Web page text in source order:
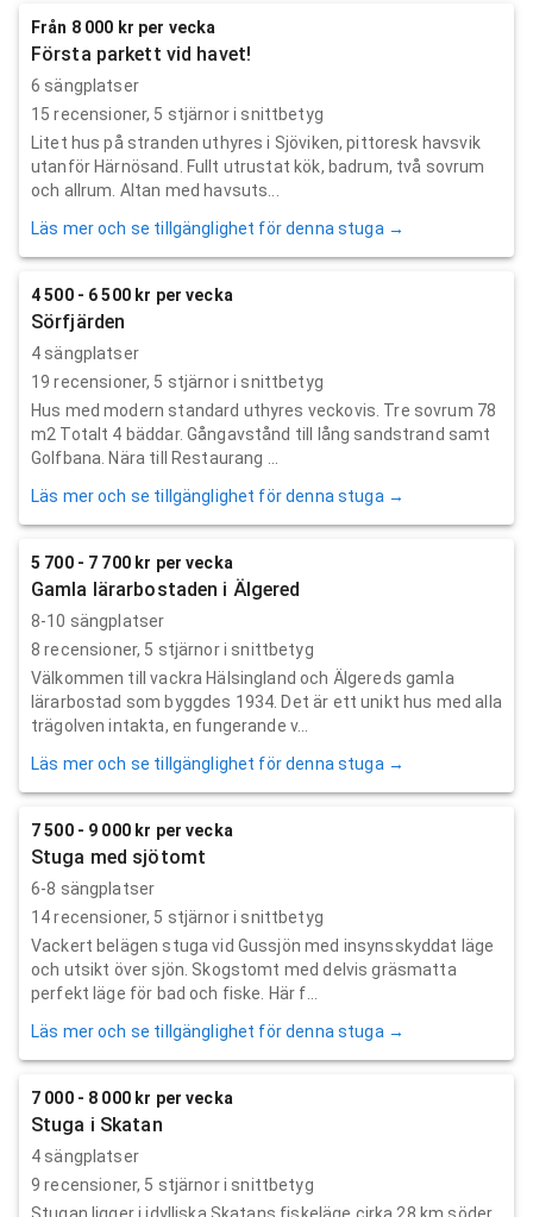
Från 8 000 kr per vecka
Första parkett vid havet!
6 sängplatser
15 recensioner, 5 stjärnor i snittbetyg
Litet hus på stranden uthyres i Sjöviken, pittoresk havsvik
utanför Härnösand. Fullt utrustat kök, badrum, två sovrum
och allrum. Altan med havsuts...
Läs mer och se tillgänglighet för denna stuga →
4 500 - 6 500 kr per vecka
Sörfjärden
4 sängplatser
19 recensioner, 5 stjärnor i snittbetyg
Hus med modern standard uthyres veckovis. Tre sovrum 78
m2 Totalt 4 bäddar. Gångavstånd till lång sandstrand samt
Golfbana. Nära till Restaurang ...
Läs mer och se tillgänglighet för denna stuga →
5 700 - 7 700 kr per vecka
Gamla lärarbostaden i Älgered
8-10 sängplatser
8 recensioner, 5 stjärnor i snittbetyg
Välkommen till vackra Hälsingland och Älgereds gamla
lärarbostad som byggdes 1934. Det är ett unikt hus med alla
trägolven intakta, en fungerande v...
Läs mer och se tillgänglighet för denna stuga →
7 500 - 9 000 kr per vecka
Stuga med sjötomt
6-8 sängplatser
14recensioner, 5 stjärnor i snittbetyg
Vackert belägen stuga vid Gussjön med insynsskyddat läge
och utsikt över sjön. Skogstomt med delvis gräsmatta
perfekt läge för bad och fiske. Här f...
Läs mer och se tillgänglighet för denna stuga →
7 000 - 8 000 kr per vecka
Stuga i Skatan
4 sängplatser
9 recensioner, 5 stjärnor i snittbetyg
Stugan ligger i idylliska Skatans fiskeläge cirka 28 km söder